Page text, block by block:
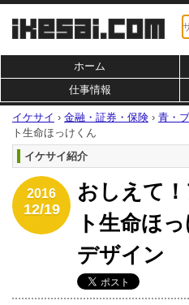
ホーム
仕事情報
イケサイ › 金融・証券・保険 › 青・
ト生命ほっけくん
イケサイ紹介
2016
12/19
おしえて
ト生命ほ
デザイン